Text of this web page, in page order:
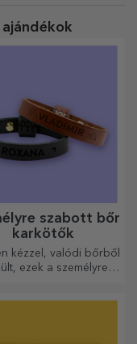
szabott bőr
karkötők
kézzel, valódi bőrből
ezek a személyre